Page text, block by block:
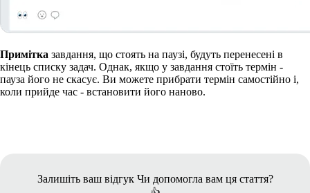
Примітка завдання, що стоять на паузі, будуть перенесені в
кінець списку задач. Однак, якщо у завдання стоїть термін -
пауза його не скасує. Ви можете прибрати термін самостійно і,
коли прийде час - встановити його наново.
Залишіть ваш відгук Чи допомогла вам ця стаття?